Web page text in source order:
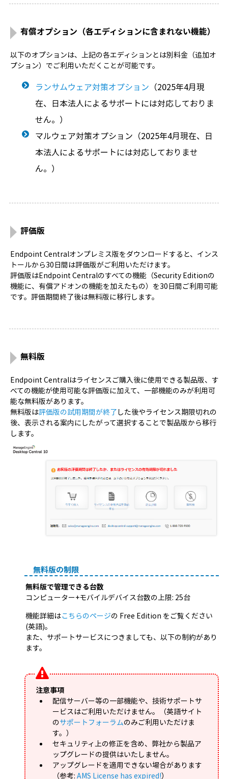
有償オプション（各エディションに含まれない機能）
以下のオプションは、上記の各エディションとは別料金（追加オ
プション）でご利用いただくことが可能です。
ランサムウェア対策オプション （2025年4月現
在、日本法人によるサポートには対応しておりま
せん。）
マルウェア対策オプション（2025年4月現在、日
本法人によるサポートには対応しておりませ
ん。）
評価版
Endpoint Centralオンプレミス版をダウンロードすると、インス
トールから30日間は評価版がご利用いただけます。
評価版はEndpoint Centralのすべての機能（Security Editionの
機能に、有償アドオンの機能を加えたもの）を30日間ご利用可能
です。評価期間終了後は無料版に移行します。
無料版
Endpoint Centralはライセンスご購入後に使用できる製品版、す
べての機能が使用可能な評価版に加えて、一部機能のみが利用可
能な無料版があります。
無料版は評価版の試用期間が終了 した後やライセンス期限切れの
後、表示される案内にしたがって選択することで製品版から移行
します。
無料版の制限
無料版で管理できる台数
コンピューター+モバイルデバイス台数の上限: 25台
機能詳細はこちらのページの Free Edition をご覧ください
(英語)。
また、サポートサービスにつきましても、以下の制約があり
ます。
注意事項
配信サーバー等の一部機能や、技術サポートサ
ービスはご利用いただけません。（英語サイト
のサポートフォーラムのみご利用いただけま
す。）
セキュリティ上の修正を含め、弊社から製品ア
ップグレードの提供はいたしません。
アップグレードを適用できない場合があります
（参考: AMS License has expired!）